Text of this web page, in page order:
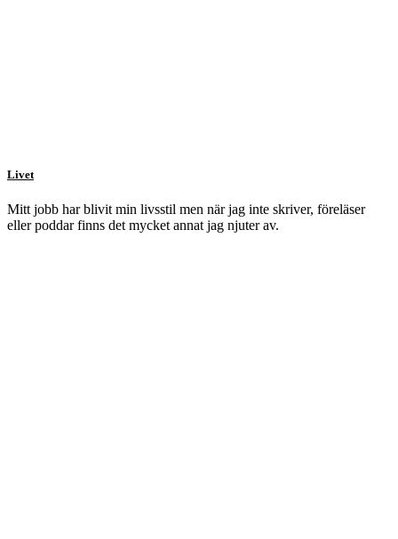
Livet
Mitt jobb har blivit min livsstil men när jag inte skriver, föreläser
eller poddar finns det mycket annat jag njuter av.